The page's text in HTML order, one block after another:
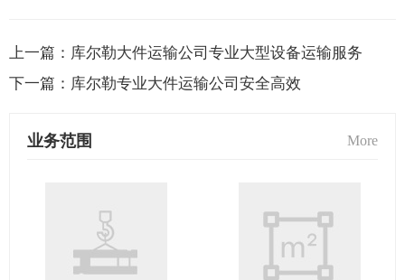
上一篇： 库尔勒大件运输公司专业大型设备运输服务
下一篇： 库尔勒专业大件运输公司安全高效
业务范围 More